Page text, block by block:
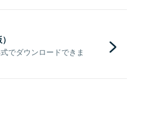
でダウンロードできま